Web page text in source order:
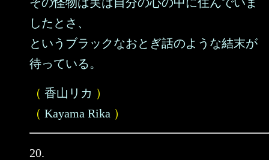
したとさ、
というブラックなおとぎ話のような結末が
待っている。
（ 香山リカ ）
（ Kayama Rika ）
20.